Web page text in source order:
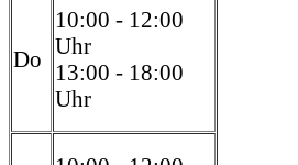
Do
10:00 - 12:00
Uhr
13:00 - 18:00
Uhr